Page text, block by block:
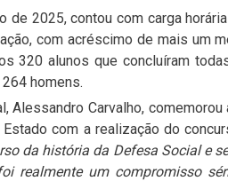
de 2025, contou com carga
com acréscimo de mais um
320 alunos que concluíram
homens.
Alessandro Carvalho,
com a realização do
da história da Defesa Social e
realmente um compromisso